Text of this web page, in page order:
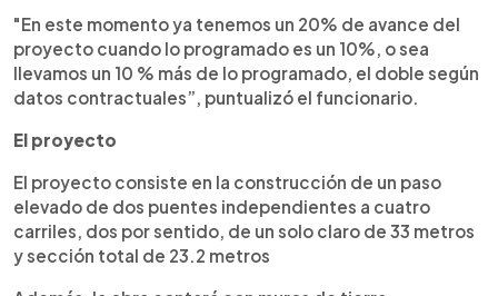
"En este momento ya tenemos un 20% de avance del
proyecto cuando lo programado es un 10%, o sea
llevamos un 10 % más de lo programado, el doble según
datos contractuales”, puntualizó el funcionario.
El proyecto
El proyecto consiste en la construcción de un paso
elevado de dos puentes independientes a cuatro
carriles, dos por sentido, de un solo claro de 33 metros
y sección total de 23.2 metros